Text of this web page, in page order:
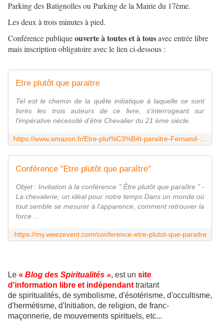
Parking des Batignolles ou Parking de la Mairie du 17ème.
Les deux à trois minutes à pied.
Conférence publiqueouverte à toutes et à tousavec entrée libre
mais inscription obligatoire avec le lien ci-dessous :
Etre plutôt que paraitre
Tel est le chemin de la quête initiatique à laquelle se sont
livrés les trois auteurs de ce livre, s'interrogeant sur
l'impérative nécessité d'être Chevalier du 21 ème siècle.
Conférence "Etre plutôt que paraître"
Objet : Invitation à la conférence " Être plutôt que paraître " -
La chevalerie, un idéal pour notre temps Dans un monde où
tout semble se mesurer à l'apparence, comment retrouver la
force ...
https://my.weezevent.com/conference-etre-plutot-que-paraitre
Le « Blog des Spiritualités », est un site
d'information libre et indépendant traitant
de spiritualités, de symbolisme, d'ésotérisme, d'occultisme,
d'hermétisme, d'Initiation, de religion, de franc-
maçonnerie, de mouvements spirituels, etc...